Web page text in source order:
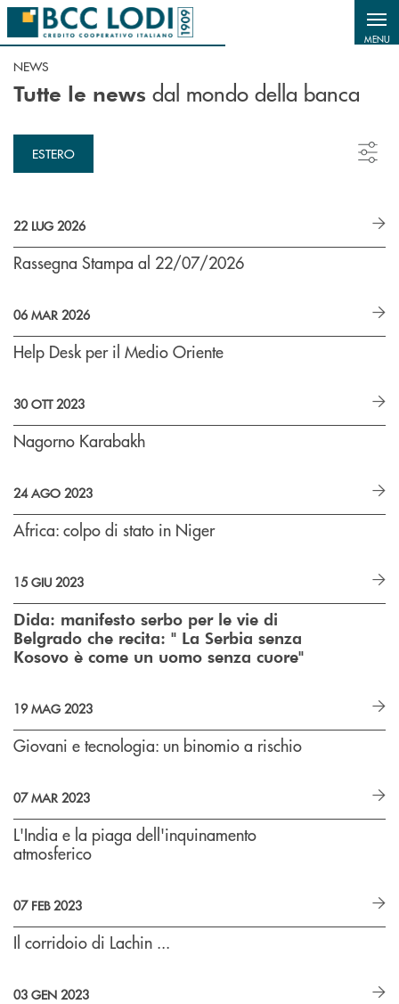
Salta al contenuto principale
MENU
NEWS
Tutte le news dal mondo della banca
ESTERO
22 LUG 2026
Rassegna Stampa al 22/07/2026
06 MAR 2026
Help Desk per il Medio Oriente
30 OTT 2023
Nagorno Karabakh
24 AGO 2023
Africa: colpo di stato in Niger
15 GIU 2023
Dida: manifesto serbo per le vie di
Belgrado che recita: " La Serbia senza
Kosovo è come un uomo senza cuore"
19 MAG 2023
Giovani e tecnologia: un binomio a rischio
07 MAR 2023
L'India e la piaga dell'inquinamento
atmosferico
07 FEB 2023
Il corridoio di Lachin ...
03 GEN 2023